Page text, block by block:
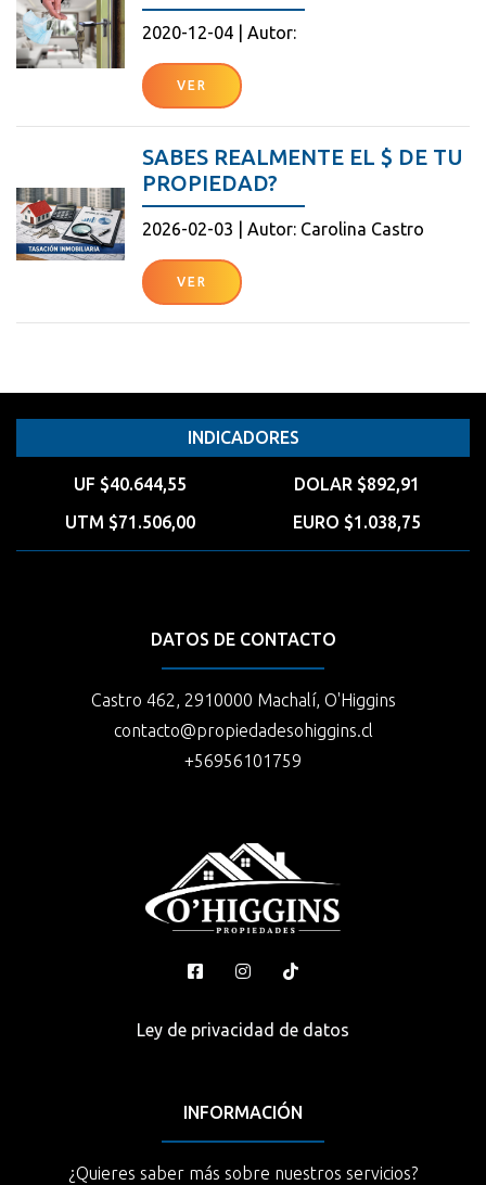
2020-12-04 | Autor:
VER
SABES REALMENTE EL $ DE TU
PROPIEDAD?
2026-02-03 | Autor: Carolina Castro
VER
INDICADORES
UF $40.644,55
DOLAR $892,91
UTM $71.506,00
EURO $1.038,75
DATOS DE CONTACTO
Castro 462, 2910000 Machalí, O'Higgins
contacto@propiedadesohiggins.cl
+56956101759
Ley de privacidad de datos
INFORMACIÓN
¿Quieres saber más sobre nuestros servicios?